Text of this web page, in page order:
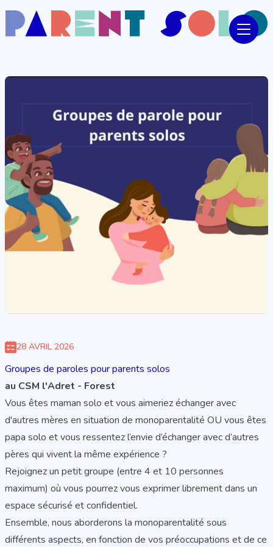
28 AVRIL 2026
Groupes de paroles pour parents solos
au CSM l'Adret - Forest
Vous êtes maman solo et vous aimeriez échanger avec
d'autres mères en situation de monoparentalité OU vous êtes
papa solo et vous ressentez l’envie d’échanger avec d’autres
pères qui vivent la même expérience ?
Rejoignez un petit groupe (entre 4 et 10 personnes
maximum) où vous pourrez vous exprimer librement dans un
espace sécurisé et confidentiel.
Ensemble, nous aborderons la monoparentalité sous
différents aspects, en fonction de vos préoccupations et de ce